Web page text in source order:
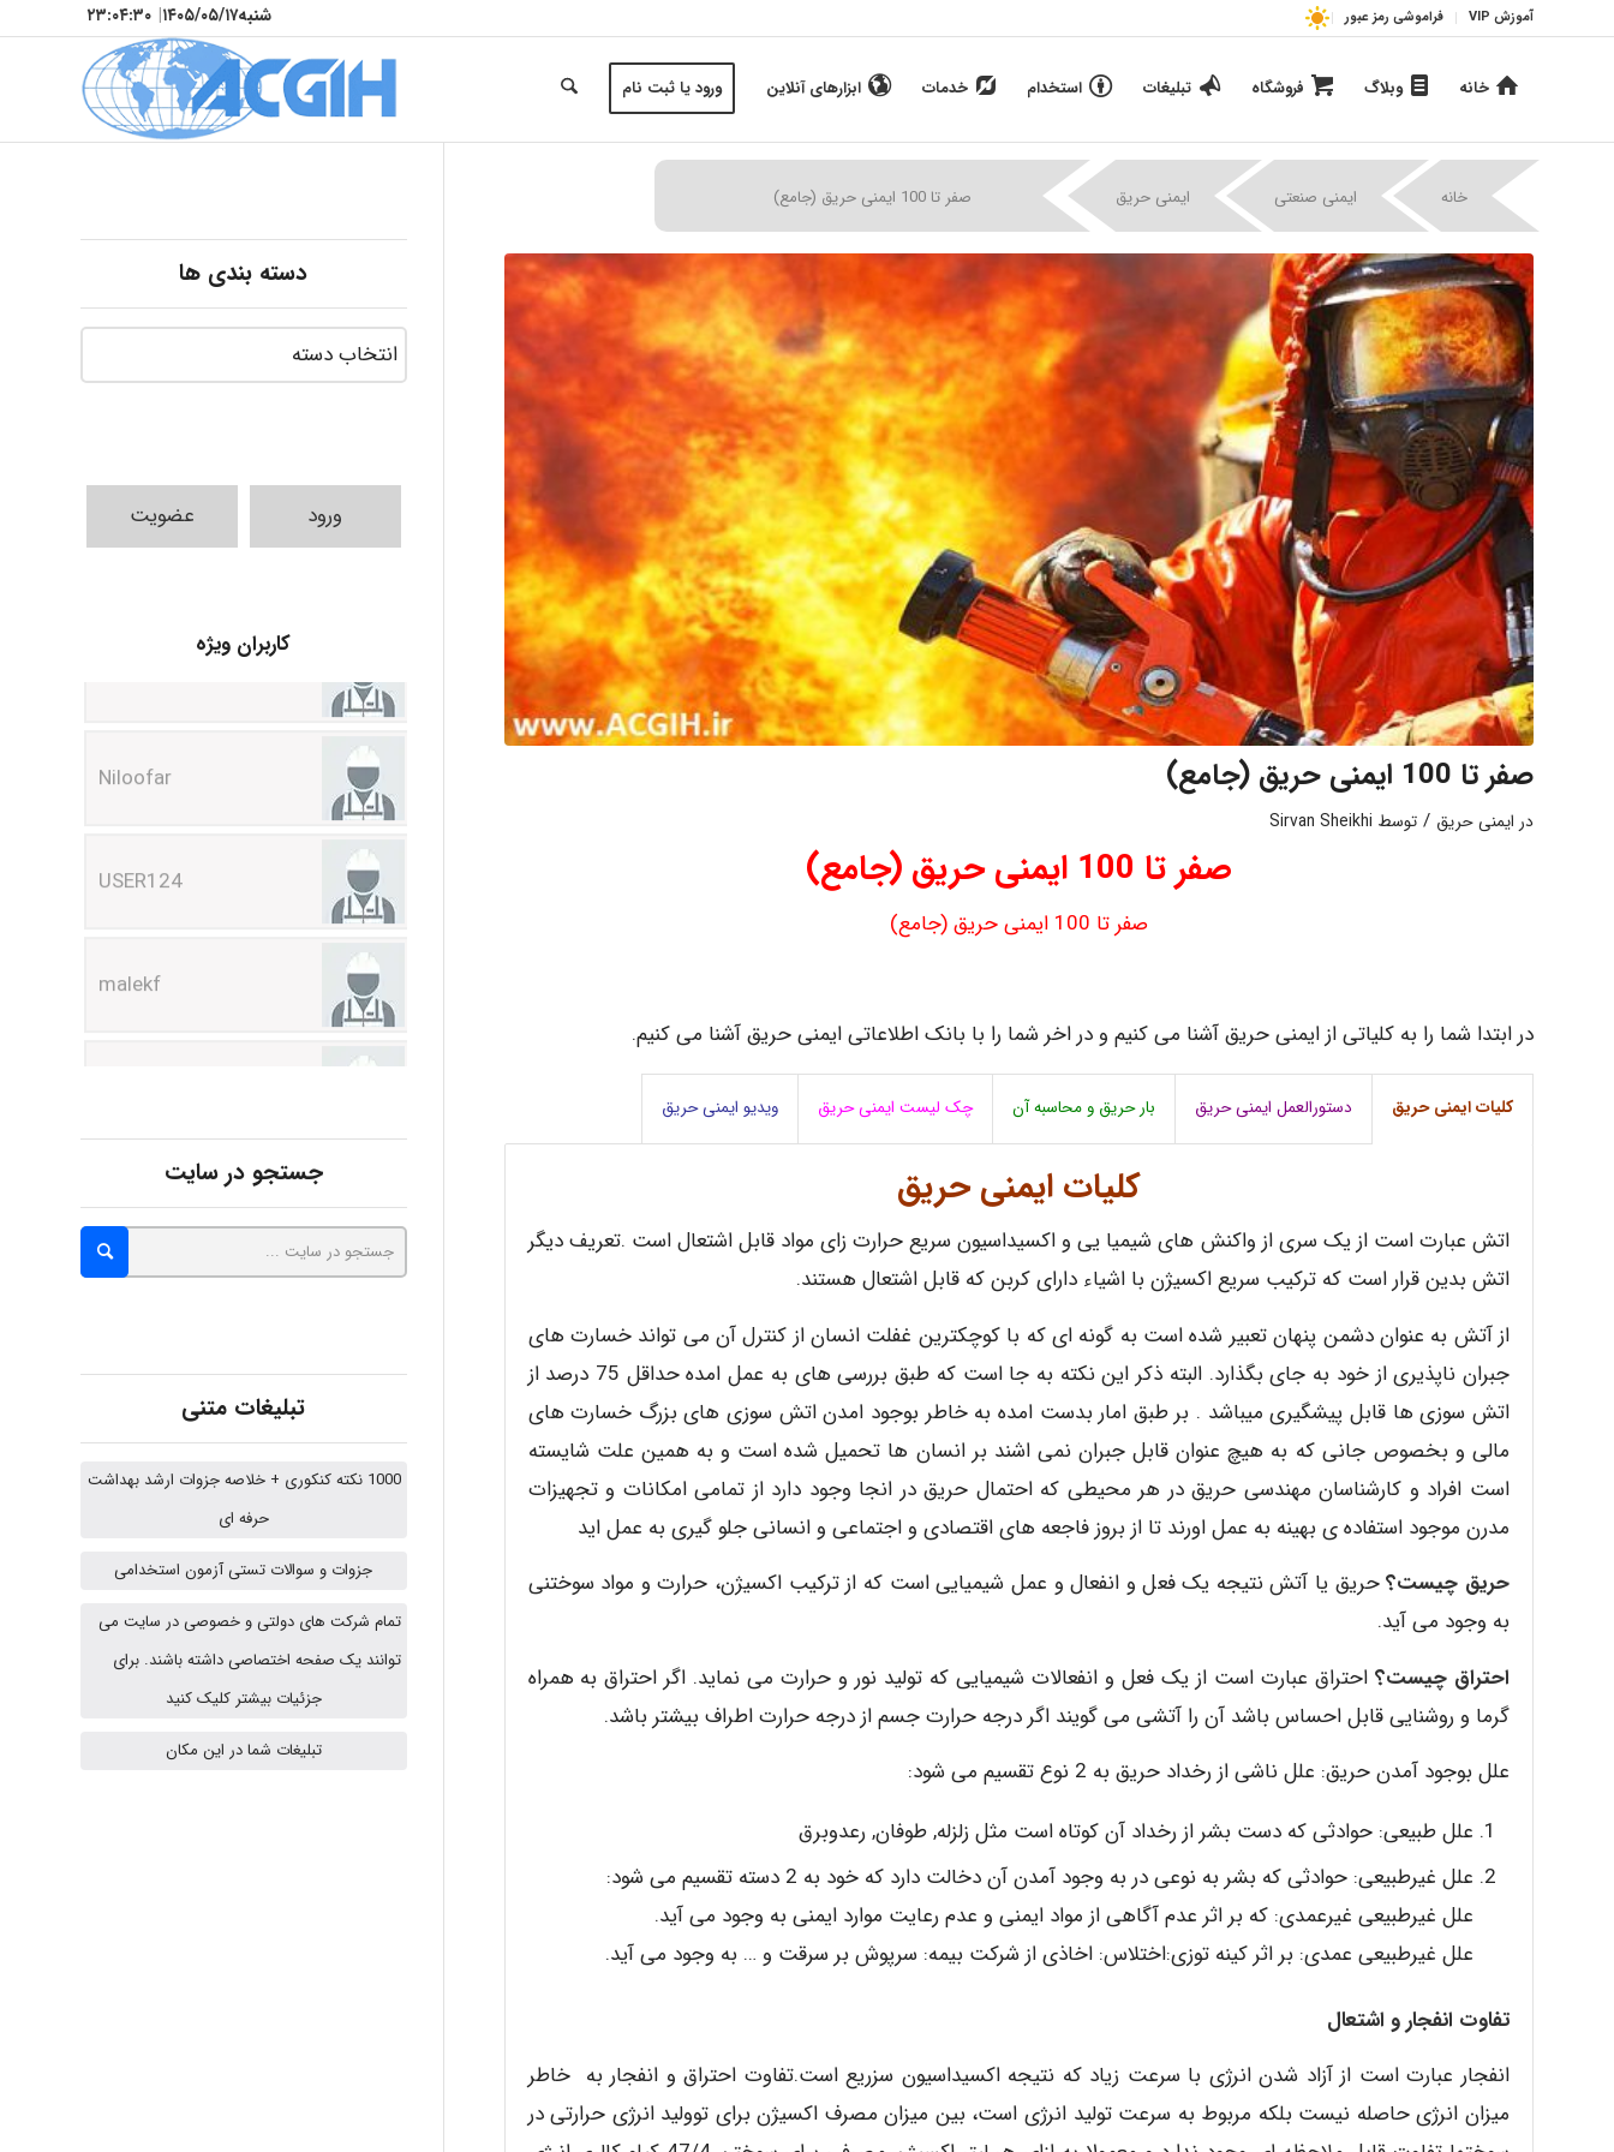
آموزش VIP فراموشی رمز عبور شنبه۱۴۰۵/۰۵/۱۷| ۲۳:۰۴:۳۱
خانه وبلاگ فروشگاه تبلیغات استخدام خدمات ابزارهای آنلاین ورود یا ثبت نام
خانه ایمنی صنعتی | ایمنی حریق صفر تا 100 ایمنی حریق (جامع)
صفر تا 100 ایمنی حریق (جامع)
در ایمنی حریق / توسط Sirvan Sheikhi
صفر تا 100 ایمنی حریق (جامع)
صفر تا 100 ایمنی حریق (جامع)
در ابتدا شما را به کلیاتی از ایمنی حریق آشنا می کنیم و در اخر شما را با بانک اطلاعاتی ایمنی حریق آشنا می کنیم.
کلیات ایمنی حریق دستورالعمل ایمنی حریق بار حریق و محاسبه آن چک لیست ایمنی حریق ویدیو ایمنی حریق
کلیات ایمنی حریق
اتش عبارت است از یک سری از واکنش های شیمیا یی و اکسیداسیون سریع حرارت زای مواد قابل اشتعال است .تعریف دیگر
اتش بدین قرار است که ترکیب سریع اکسیژن با اشیاء دارای کربن که قابل اشتعال هستند.
از آتش به عنوان دشمن پنهان تعبیر شده است به گونه ای که با کوچکترین غفلت انسان از کنترل آن می تواند خسارت های
جبران ناپذیری از خود به جای بگذارد. البته ذکر این نکته به جا است که طبق بررسی های به عمل امده حداقل 75 درصد از
اتش سوزی ها قابل پیشگیری میباشد . بر طبق امار بدست امده به خاطر بوجود امدن اتش سوزی های بزرگ خسارت های
مالی و بخصوص جانی که به هیچ عنوان قابل جبران نمی اشند بر انسان ها تحمیل شده است و به همین علت شایسته
است افراد و کارشناسان مهندسی حریق در هر محیطی که احتمال حریق در انجا وجود دارد از تمامی امکانات و تجهیزات
مدرن موجود استفاده ی بهینه به عمل اورند تا از بروز فاجعه های اقتصادی و اجتماعی و انسانی جلو گیری به عمل اید
حریق چیست؟حریق یا آتش نتیجه یک فعل و انفعال و عمل شیمیایی است که از ترکیب اکسیژن، حرارت و مواد سوختنی
به وجود می آید.
احتراق چیست؟احتراق عبارت است از یک فعل و انفعالات شیمیایی که تولید نور و حرارت می نماید. اگر احتراق به همراه
گرما و روشنایی قابل احساس باشد آن را آتشی می گویند اگر درجه حرارت جسم از درجه حرارت اطراف بیشتر باشد.
علل بوجود آمدن حریق: علل ناشی از رخداد حریق به 2 نوع تقسیم می شود:
علل طبیعی: حوادثی که دست بشر از رخداد آن کوتاه است مثل زلزله, طوفان, رعدوبرق
علل غیرطبیعی: حوادثی که بشر به نوعی در به وجود آمدن آن دخالت دارد که خود به 2 دسته تقسیم می شود:
علل غیرطبیعی غیرعمدی: که بر اثر عدم آگاهی از مواد ایمنی و عدم رعایت موارد ایمنی به وجود می آید.
علل غیرطبیعی عمدی: بر اثر کینه توزی:اختلاس: اخاذی از شرکت بیمه: سرپوش بر سرقت و … به وجود می آید.
تفاوت انفجار و اشتعال
انفجار عبارت است از آزاد شدن انرژی با سرعت زیاد که نتیجه اکسیداسیون سزریع است.تفاوت احتراق و انفجار به خاطر
میزان انرژی حاصله نیست بلکه مربوط به سرعت تولید انرژی است، بین میزان مصرف اکسیژن برای توولید انرژی حرارتی در
دسته بندی ها
ورود عضویت
کاربران ویژه
USER124
malekf
abolfazlkoshehe
A.balandeh
Jafar Tym
Niloofar
جستجو در سایت
تبلیغات متنی
1000 نکته کنکوری + خلاصه جزوات ارشد بهداشت
حرفه ای
جزوات و سوالات تستی آزمون استخدامی
تمام شرکت های دولتی و خصوصی در سایت می
توانند یک صفحه اختصاصی داشته باشند. برای
جزئیات بیشتر کلیک کنید
تبلیغات شما در این مکان